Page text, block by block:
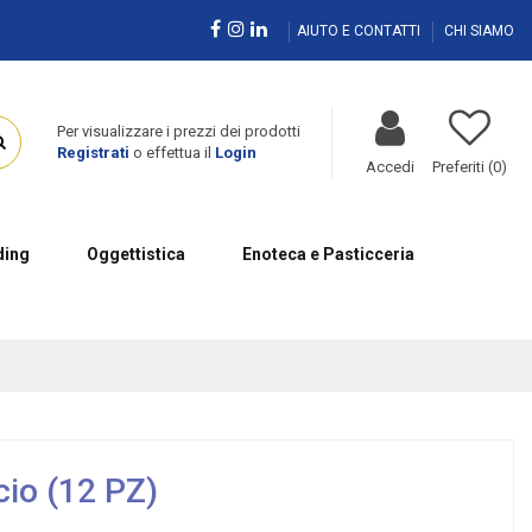
AIUTO E CONTATTI CHI SIAMO
Per visualizzare i prezzi dei prodotti
Registrati o effettua il Login
Accedi Preferiti (0)
Oggettistica Enoteca e Pasticceria
(12 PZ)